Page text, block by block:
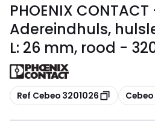
PHOENIX CONTACT
Adereindhuls,
L: 26 mm, rood -
Kopiëren
Ref Cebeo 3201026 Kopiëren